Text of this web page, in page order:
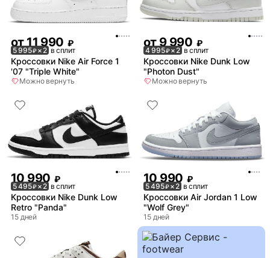
от11 990 ₽
5 995₽× 2 в сплит
Кроссовки Nike Air Force 1
'07 "Triple White"
Можно вернуть
от9 990 ₽
4 995₽× 2 в сплит
Кроссовки Nike Dunk Low
"Photon Dust"
Можно вернуть
10 990 ₽
5 495₽× 2 в сплит
Кроссовки Nike Dunk Low
Retro "Panda"
15 дней
10 990 ₽
5 495₽× 2 в сплит
Кроссовки Air Jordan 1 Low
"Wolf Grey"
15 дней